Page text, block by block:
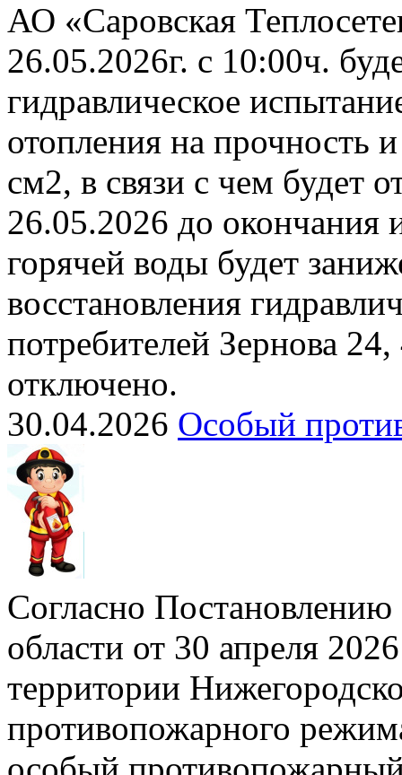
АО «Саровская
26.05.2026г. с 10:00ч.
гидравлическое
отопления на прочность
см2, в связи с чем будет
26.05.2026 до окончания
горячей воды будет
восстановления
потребителей Зернова
отключено.
30.04.2026 Особый
Согласно
области от 30 апреля
территории
противопожарного